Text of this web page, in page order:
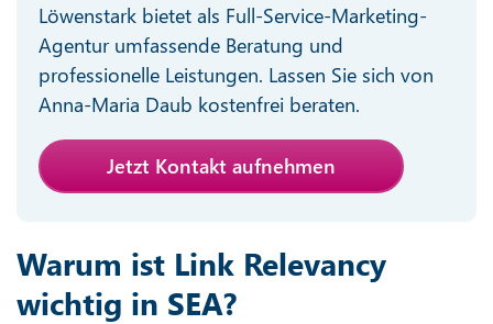
Löwenstark bietet als Full-Service-Marketing-
Agentur umfassende Beratung und
professionelle Leistungen. Lassen Sie sich von
Anna-Maria Daub kostenfrei beraten.
Jetzt Kontakt aufnehmen
Warum ist Link Relevancy
wichtig in SEA?